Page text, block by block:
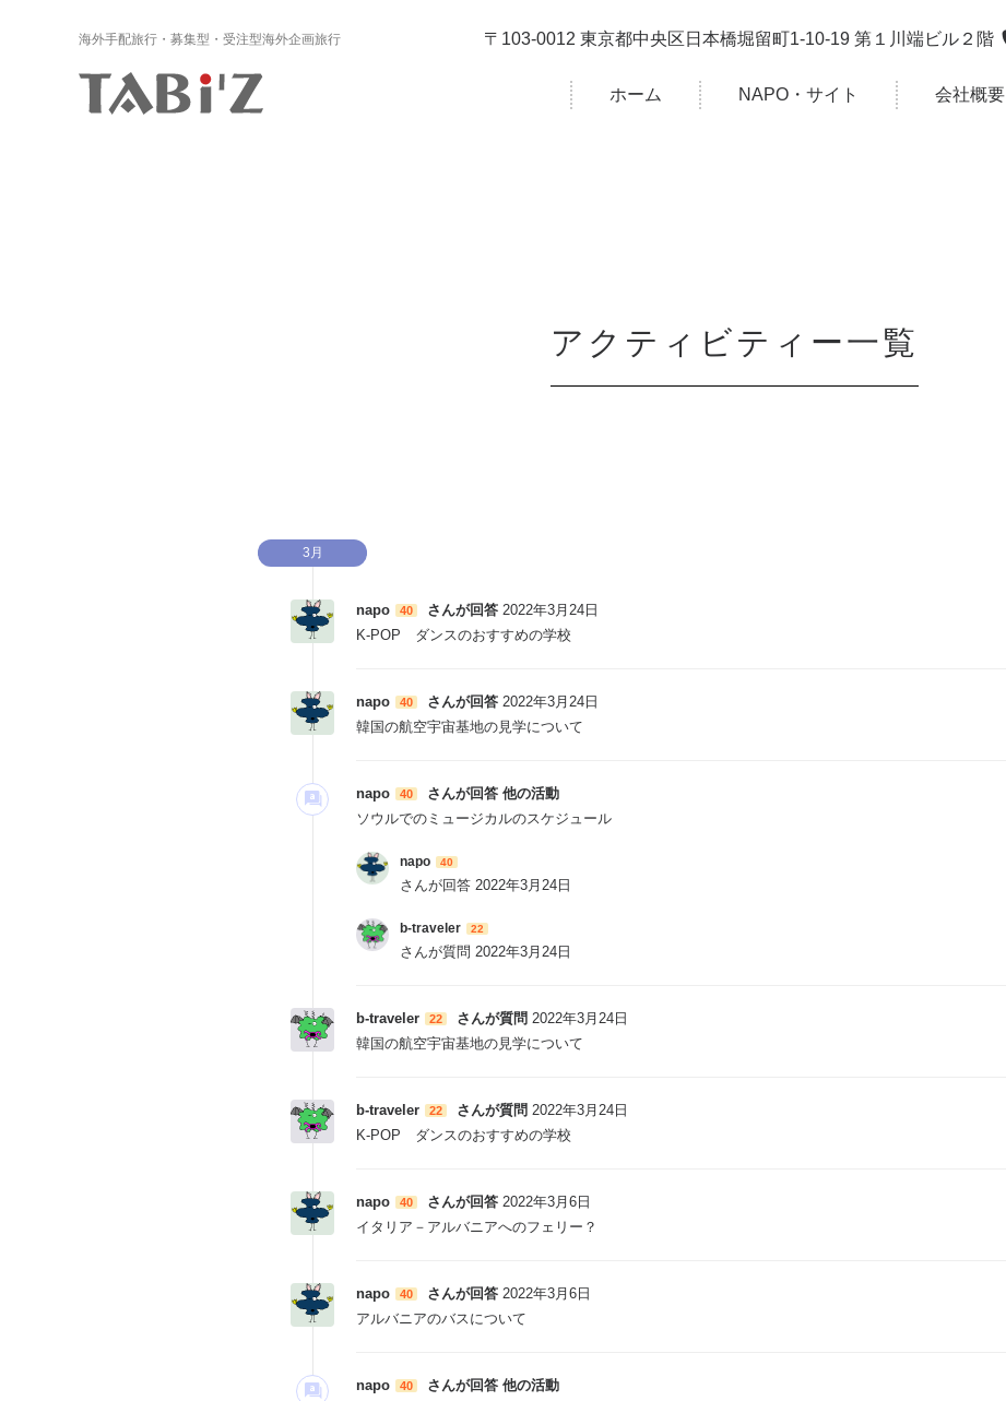
海外手配旅行・募集型・受注型海外企画旅行 〒103-0012 東京都中央区日本橋堀留町1-10-19 第１川端ビル２階
ホーム NAPO・サイト 会社概要
アクティビティー一覧
3月
napo 40 さんが回答 2022年3月24日
K-POP ダンスのおすすめの学校
napo 40 さんが回答 2022年3月24日
韓国の航空宇宙基地の見学について
napo 40 さんが回答 他の活動
ソウルでのミュージカルのスケジュール
napo 40
さんが回答 2022年3月24日
b-traveler 22
さんが質問 2022年3月24日
b-traveler 22 さんが質問 2022年3月24日
韓国の航空宇宙基地の見学について
b-traveler 22 さんが質問 2022年3月24日
K-POP ダンスのおすすめの学校
napo 40 さんが回答 2022年3月6日
イタリア－アルバニアへのフェリー？
napo 40 さんが回答 2022年3月6日
アルバニアのバスについて
napo 40 さんが回答 他の活動